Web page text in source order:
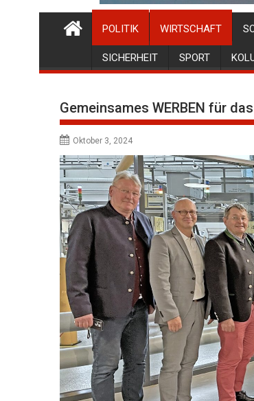
POLITIK WIRTSCHAFT
SICHERHEIT SPORT
Gemeinsames WERBEN für
Oktober 3, 2024